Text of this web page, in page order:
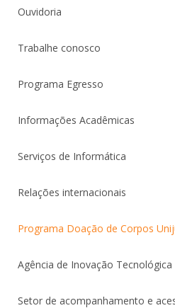
Ouvidoria
Trabalhe conosco
Programa Egresso
Informações Acadêmicas
Serviços de Informática
Relações internacionais
Programa Doação de Corpos
Agência de Inovação Tecnológica
Setor de acompanhamento e